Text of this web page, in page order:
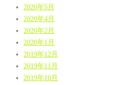
2020年5月
2020年4月
2020年2月
2020年1月
2019年12月
2019年11月
2019年10月